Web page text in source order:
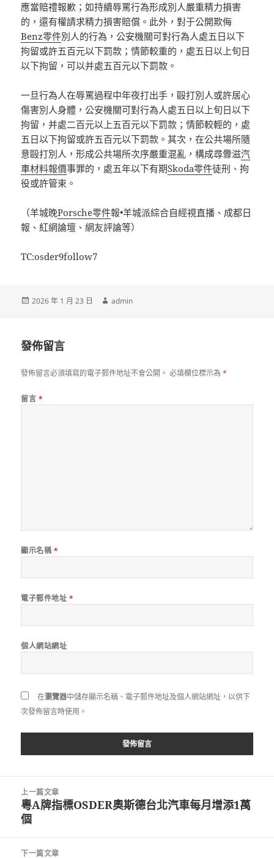
應當賠禮報歉；如持續辱罵行為形成別人嚴重精力損害
的，還有權請求精力損害賠償。此外，對于公開欺侮
Benz零件別人的行為，公安機關可對行為人處五日以下
拘留或許五百元以下罰款；情節較重的，處五日以上旬日
以下拘留，可以并處五百元以下罰款。
一旦行為人在辱罵過程中年夜打出手，毆打別人或許居心
傷害別人身體，公安機關可對行為人處五日以上旬日以下
拘留，并處二百元以上五百元以下罰款；情節較輕的，處
五日以下拘留或許五百元以下罰款。其次，在公共場所隨
意毆打別人，形成公共場所次序嚴重混亂，構成尋釁滋汽
車材料報價事罪的，處五年以下有期Skoda零件徒刑、拘
役或許管束。
（羊城晚Porsche零件報•羊城派綜合自經視直播、成都日
報、紅網論壇、網友評論等）
TC:osder9follow7
發
2026 年 1 月 23 日
作
admin
發佈留言
發佈留言必須填寫的電子郵件地址不會公開。 必填欄位標示為*
留言 *
顯示名稱 *
電子郵件地址 *
個人網站網址
在瀏覽器中儲存顯示名稱、電子郵件地址及個人網站網址，以供下
次發佈留言時使用。
上一篇文章
上
一
文
粵A牌指標OSDER奧斯德台北汽車每月增添1萬
個
下一篇文章